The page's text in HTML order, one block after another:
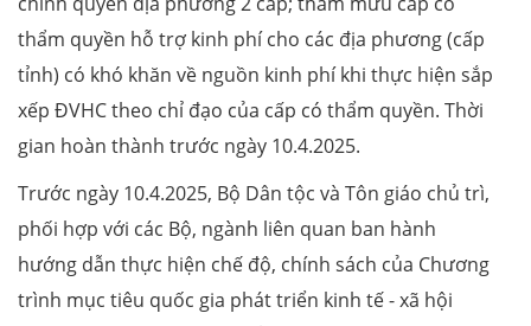
thẩm quyền hỗ trợ kinh phí cho các địa phương (cấp
tỉnh) có khó khăn về nguồn kinh phí khi thực hiện sắp
xếp ĐVHC theo chỉ đạo của cấp có thẩm quyền. Thời
gian hoàn thành trước ngày 10.4.2025.
Trước ngày 10.4.2025, Bộ Dân tộc và Tôn giáo chủ trì,
phối hợp với các Bộ, ngành liên quan ban hành
hướng dẫn thực hiện chế độ, chính sách của Chương
trình mục tiêu quốc gia phát triển kinh tế - xã hội